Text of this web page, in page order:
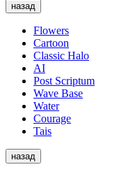
назад
Flowers
Cartoon
Classic Halo
AI
Post Scriptum
Wave Base
Water
Courage
Tais
назад